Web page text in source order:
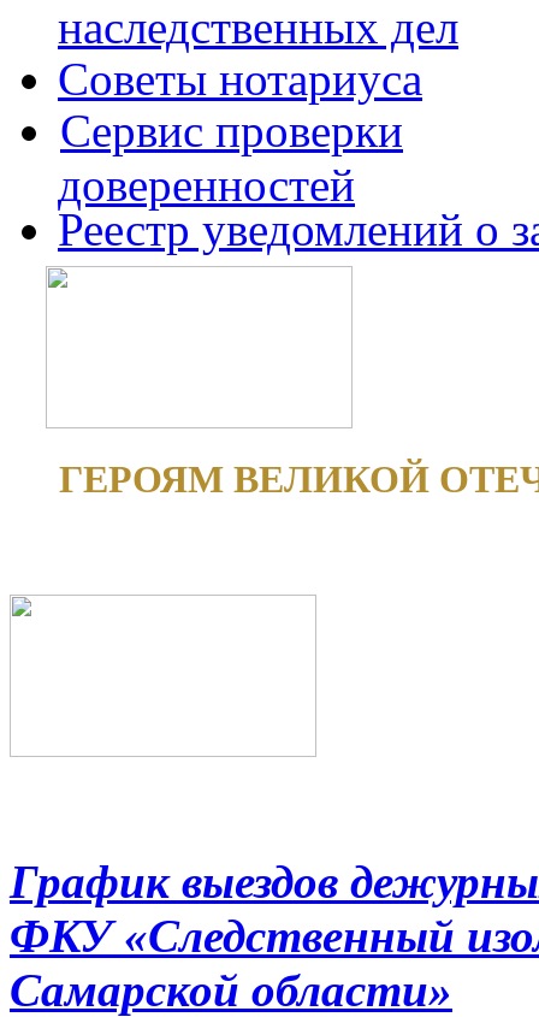
наследственных дел
Советы нотариуса
Сервис проверки
доверенностей
Реестр уведомлений о
ГЕРОЯМ ВЕЛИКОЙ
График выездов
ФКУ «Следственный
Самарской области»